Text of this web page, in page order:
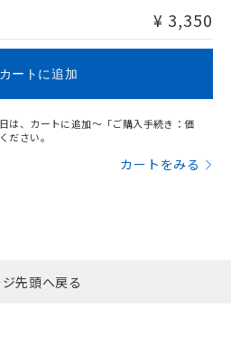
¥ 3,350
カートに追加
は、カートに追加～「ご購入手続き：価
ださい。
カートをみる
先頭へ戻る